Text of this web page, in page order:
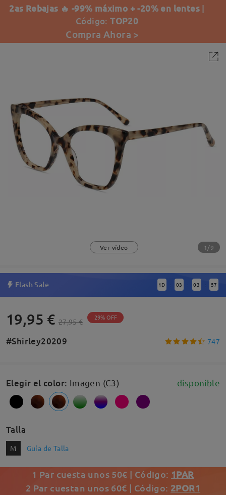
2as Rebajas 🔥 -99% máximo + -20% en lentes |
Código:TOP20
Compra Ahora >
Ver vídeo 1/9
Flash Sale 1 D : 03 : 03 : 56
19,95 € 27,95 € 29% OFF
#Shirley20209 747
Elegir el color: Imagen (C3) disponible
Talla
M Guía de Talla
1 Par cuesta unos 50€ | Código: 1PAR
2 Par cuestan unos 60€ | Código: 2POR1